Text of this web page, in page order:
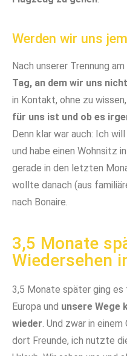
Werden wir uns
Nach unserer Trennung
Tag, an dem wir uns
in Kontakt, ohne zu wissen,
für uns ist und ob es
Denn klar war auch: Ich
und habe einen Wohnsitz
gerade in den letzten
wollte danach (aus
nach Bonaire.
3,5 Monate
Wiedersehen
3,5 Monate später ging es
Europa und unsere Wege
wieder. Und zwar in
dort Freunde, ich nutzte